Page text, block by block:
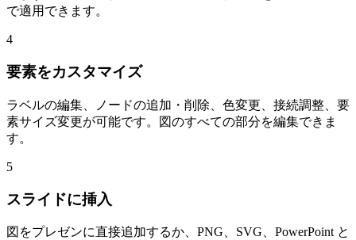
で適用できます。
4
要素をカスタマイズ
ラベルの編集、ノードの追加・削除、色変更、接続調整、要
素サイズ変更が可能です。図のすべての部分を編集できま
す。
5
スライドに挿入
図をプレゼンに直接追加するか、PNG、SVG、PowerPoint と